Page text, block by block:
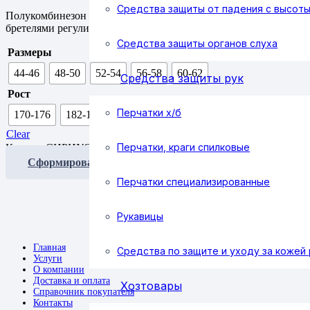
Средства защиты от падения с высоты
Средства защиты органов слуха
Средства защиты рук
Перчатки х/б
Перчатки, краги спилковые
Перчатки специализированные
Рукавицы
Средства по защите и уходу за кожей
Хозтовары
Полукомбинезон прямого силуэта, застежкой гульфика на
бретелями регулируемыми эластичной тесьмой и
Размеры
44-46
48-50 52-54 56-58
60-62
Рост
170-176
182-188
Clear
Костюм СИРИУС-ПРЕСТИЖ куртка, п/к quantity
Сформировать заявку
Главная
Услуги
О компании
Доставка и оплата
Справочник покупателя
Контакты